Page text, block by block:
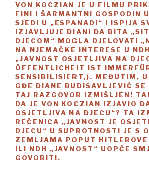
VON KOCZIAN JE U FILMU
FINI I ŠARMANTNI GOSPODIN
SJEDI U „ESPANADI“ I ISPIJA
IZJAVLJUJE DIANI DA BITA
DJECOM“ MOGLA DJELOVATI
NA NJEMAČKE INTERESE U
„JAVNOST OSJETLJIVA NA
ÖFFENTLICHEIT IST
SENSIBILISIERT,). MEĐUTIM, U
GĐE DIANE BUDISAVLJEVIĆ SE
TAJ RAZGOVOR IZMIŠLJEN!
DA JE VON KOCZIAN IZJAVIO
OSJETLJIVA NA DJECU“? TA
REČENICA „JAVNOST JE
DJECU“ U SUPROTNOSTI JE S
ZEMLJAMA POPUT HITLEROVE
ILI NDH „JAVNOST“ UOPĆE
GOVORITI.